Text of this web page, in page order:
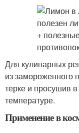
Для кулинарных
из замороженного
терке и просушив
температуре.
Применение в